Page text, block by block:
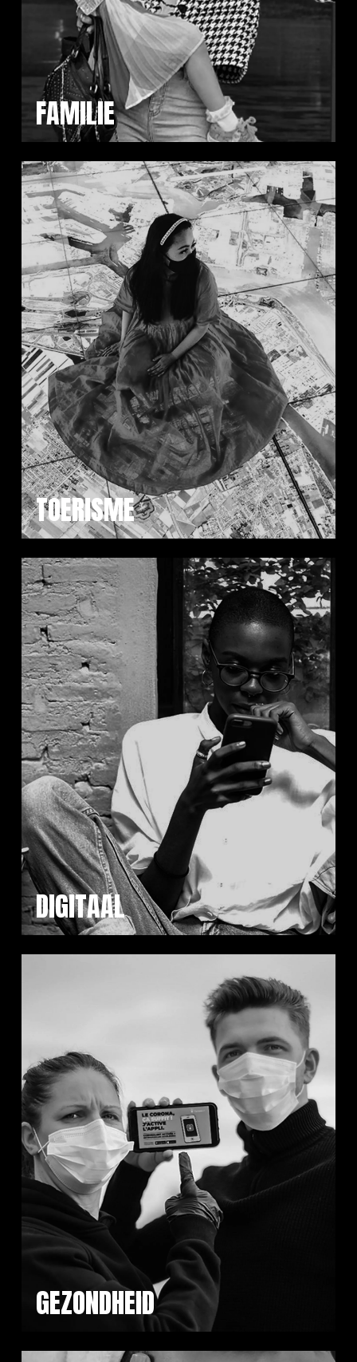
FAMILIE
TOERISME
DIGITAAL
GEZONDHEID